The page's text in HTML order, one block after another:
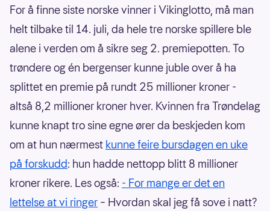
For å finne siste norske vinner i Vikinglotto, må man
helt tilbake til 14. juli, da hele tre norske spillere ble
alene i verden om å sikre seg 2. premiepotten. To
trøndere og én bergenser kunne juble over å ha
splittet en premie på rundt 25 millioner kroner -
altså 8,2 millioner kroner hver. Kvinnen fra Trøndelag
kunne knapt tro sine egne ører da beskjeden kom
om at hun nærmest kunne feire bursdagen en uke
på forskudd: hun hadde nettopp blitt 8 millioner
kroner rikere. Les også: - For mange er det en
lettelse at vi ringer – Hvordan skal jeg få sove i natt?